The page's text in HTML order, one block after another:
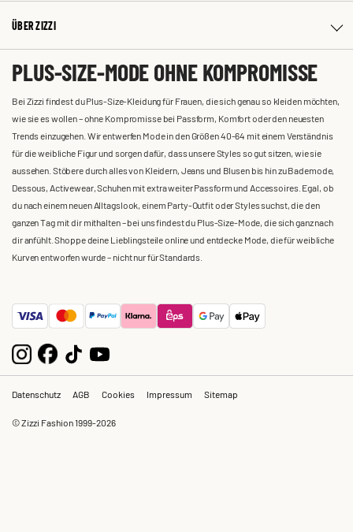
ÜBER ZIZZI
PLUS-SIZE-MODE OHNE KOMPROMISSE
Bei Zizzi findest du Plus-Size-Kleidung für Frauen, die sich genau so kleiden möchten,
wie sie es wollen – ohne Kompromisse bei Passform, Komfort oder den neuesten
Trends einzugehen. Wir entwerfen Mode in den Größen 40-64 mit einem Verständnis
für die weibliche Figur und sorgen dafür, dass unsere Styles so gut sitzen, wie sie
aussehen. Stöbere durch alles von Kleidern, Jeans und Blusen bis hin zu Bademode,
Dessous, Activewear, Schuhen mit extra weiter Passform und Accessoires. Egal, ob
du nach einem neuen Alltagslook, einem Party-Outfit oder Styles suchst, die den
ganzen Tag mit dir mithalten – bei uns findest du Plus-Size-Mode, die sich ganz nach
dir anfühlt. Shoppe deine Lieblingsteile online und entdecke Mode, die für weibliche
Kurven entworfen wurde – nicht nur für Standards.
Datenschutz AGB Cookies Impressum Sitemap
© Zizzi Fashion 1999-2026